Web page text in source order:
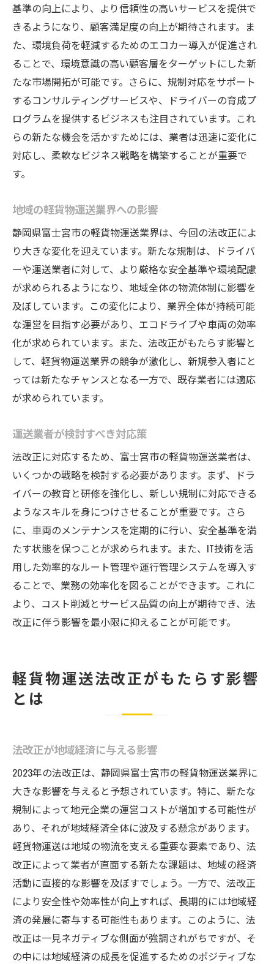
基準の向上により、より信頼性の高いサービスを提供で
きるようになり、顧客満足度の向上が期待されます。ま
た、環境負荷を軽減するためのエコカー導入が促進され
ることで、環境意識の高い顧客層をターゲットにした新
たな市場開拓が可能です。さらに、規制対応をサポート
するコンサルティングサービスや、ドライバーの育成プ
ログラムを提供するビジネスも注目されています。これ
らの新たな機会を活かすためには、業者は迅速に変化に
対応し、柔軟なビジネス戦略を構築することが重要で
す。
地域の軽貨物運送業界への影響
静岡県富士宮市の軽貨物運送業界は、今回の法改正によ
り大きな変化を迎えています。新たな規制は、ドライバ
ーや運送業者に対して、より厳格な安全基準や環境配慮
が求められるようになり、地域全体の物流体制に影響を
及ぼしています。この変化により、業界全体が持続可能
な運営を目指す必要があり、エコドライブや車両の効率
化が求められています。また、法改正がもたらす影響と
して、軽貨物運送業界の競争が激化し、新規参入者にと
っては新たなチャンスとなる一方で、既存業者には適応
が求められています。
運送業者が検討すべき対応策
法改正に対応するため、富士宮市の軽貨物運送業者は、
いくつかの戦略を検討する必要があります。まず、ドラ
イバーの教育と研修を強化し、新しい規制に対応できる
ようなスキルを身につけさせることが重要です。さら
に、車両のメンテナンスを定期的に行い、安全基準を満
たす状態を保つことが求められます。また、IT技術を活
用した効率的なルート管理や運行管理システムを導入す
ることで、業務の効率化を図ることができます。これに
より、コスト削減とサービス品質の向上が期待でき、法
改正に伴う影響を最小限に抑えることが可能です。
軽貨物運送法改正がもたらす影響
とは
法改正が地域経済に与える影響
2023年の法改正は、静岡県富士宮市の軽貨物運送業界に
大きな影響を与えると予想されています。特に、新たな
規制によって地元企業の運営コストが増加する可能性が
あり、それが地域経済全体に波及する懸念があります。
軽貨物運送は地域の物流を支える重要な要素であり、法
改正によって業者が直面する新たな課題は、地域の経済
活動に直接的な影響を及ぼすでしょう。一方で、法改正
により安全性や効率性が向上すれば、長期的には地域経
済の発展に寄与する可能性もあります。このように、法
改正は一見ネガティブな側面が強調されがちですが、そ
の中には地域経済の成長を促進するためのポジティブな